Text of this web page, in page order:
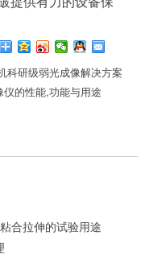
科研级弱光成像解决方案
的性能,功能与用途
合拉伸的试验用途